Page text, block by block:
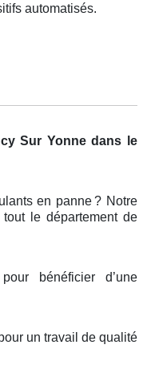
automatisés.
Sur Yonne dans le
en panne? Notre
tout le département de
bénéficier d’une
un travail de qualité